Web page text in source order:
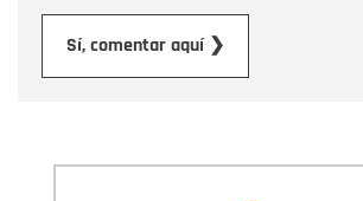
Sí, comentar aquí ❯